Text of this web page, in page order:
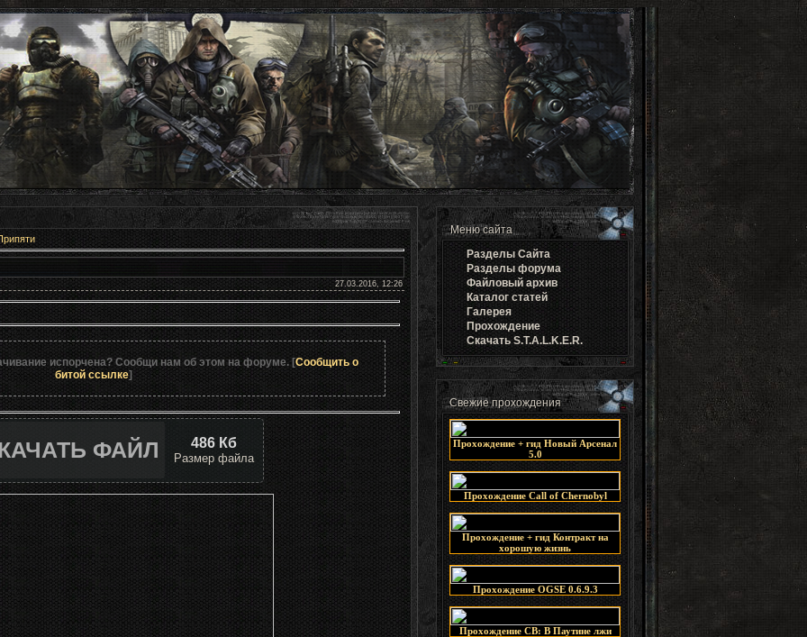
27.03.2016, 12:26
испорчена? Сообщи нам об этом на форуме. [Сообщить о
битой ссылке]
ФАЙЛ 486 Кб
Размер файла
Меню сайта
Разделы Cайта
Разделы форума
Файловый архив
Каталог статей
Галерея
Прохождение
Скачать S.T.A.L.K.E.R.
Свежие прохождения
Прохождение + гид Новый Арсенал
5.0
Прохождение Call of Chernobyl
Прохождение + гид Контракт на
хорошую жизнь
Прохождение OGSE 0.6.9.3
Прохождение СВ: В Паутине лжи